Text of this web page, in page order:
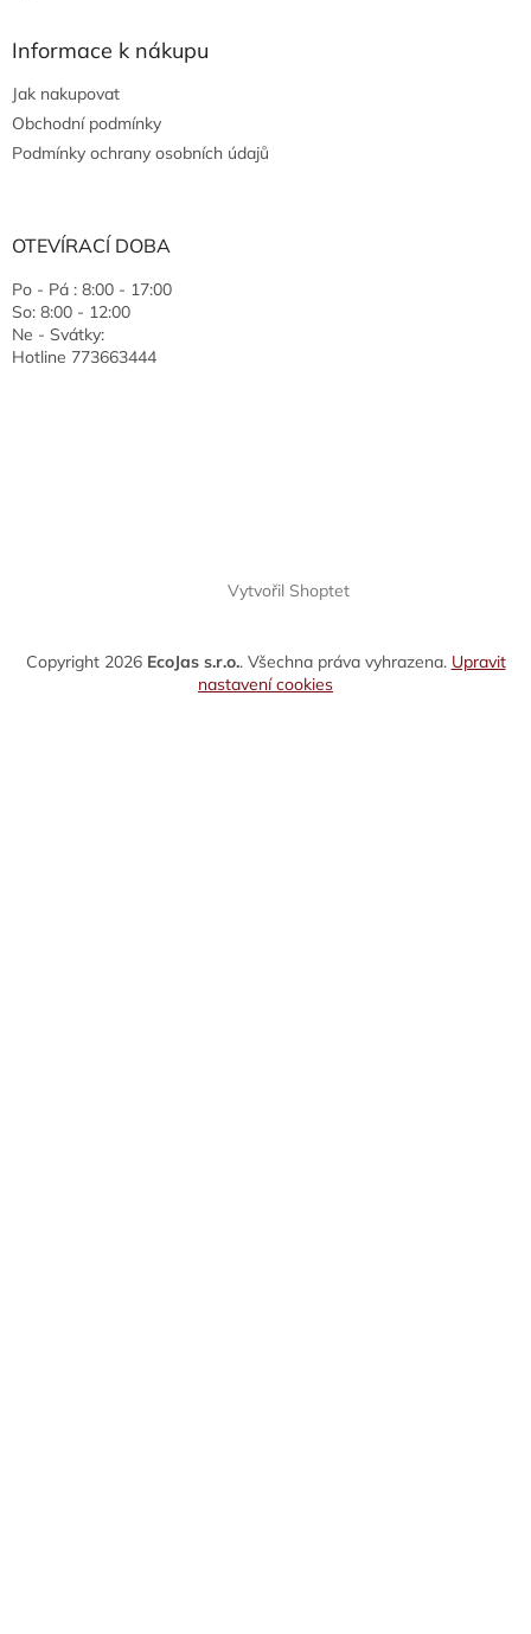
Informace k nákupu
Jak nakupovat
Obchodní podmínky
Podmínky ochrany osobních údajů
OTEVÍRACÍ DOBA
Po - Pá : 8:00 - 17:00
So: 8:00 - 12:00
Ne - Svátky:
Hotline 773663444
Vytvořil Shoptet
Copyright 2026 EcoJas s.r.o.. Všechna práva vyhrazena. Upravit
nastavení cookies